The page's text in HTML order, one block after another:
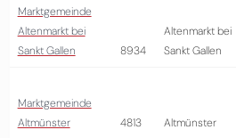
Marktgemeinde
Altenmarkt bei
Sankt Gallen
8934
Altenmarkt bei
Sankt Gallen
Marktgemeinde
Altmünster
4813 Altmünster